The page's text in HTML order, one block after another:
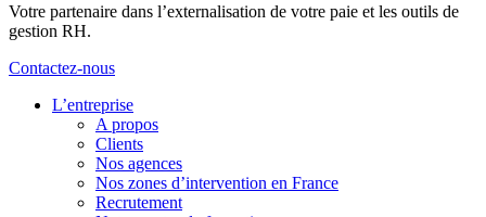
Votre partenaire dans l’externalisation de votre paie et les outils de
gestion RH.
Contactez-nous
L’entreprise
A propos
Clients
Nos agences
Nos zones d’intervention en France
Recrutement